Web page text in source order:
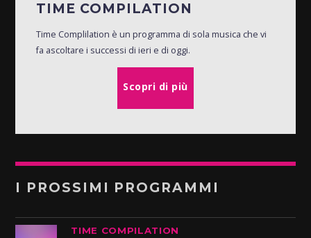
TIME COMPILATION
Time Complilation è un programma di sola musica che vi
fa ascoltare i successi di ieri e di oggi.
Scopri di più
I PROSSIMI PROGRAMMI
TIME COMPILATION